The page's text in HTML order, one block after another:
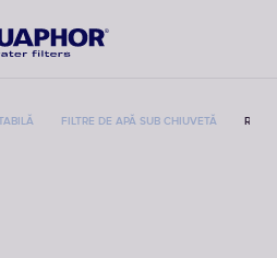
FILTRE DE APĂ SUB CHIUVETĂ RO